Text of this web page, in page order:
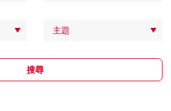
主題
搜尋